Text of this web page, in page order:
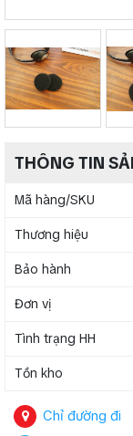
THÔNG TIN
Mã hàng/SKU
Thương hiệu
Bảo hành
Đơn vị
Tình trạng HH
Tồn kho
Chỉ đường đi